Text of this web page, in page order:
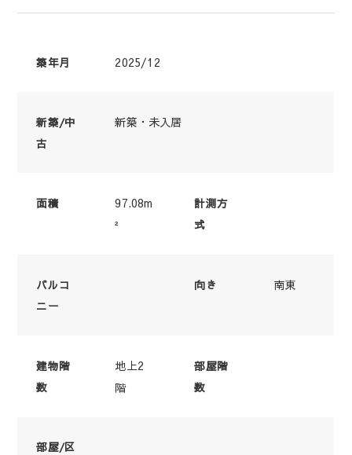
築年月 2025/12
新築/中
古
新築・未入居
面積
97.08m
²
計測方
式
バルコ
ニー
向き 南東
建物階
数
地上2
階
部屋階
数
部屋/区